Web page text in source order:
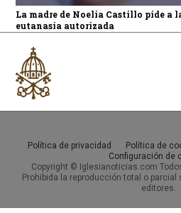
La madre de Noelia Castillo pide a
eutanasia autorizada
Política de privacidad Política de
Configuración de
Copyright © Iglesianoticias.com
Prohibida la reproducción total o
editores.